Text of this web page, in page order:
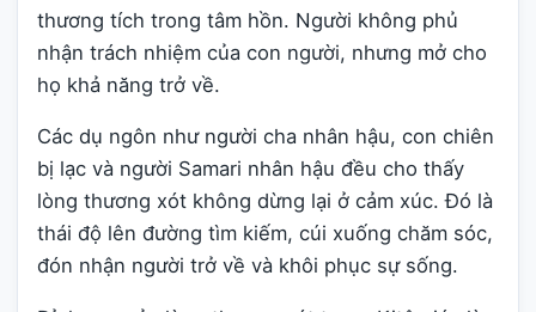
thương tích trong tâm hồn. Người không phủ
nhận trách nhiệm của con người, nhưng mở cho
họ khả năng trở về.
Các dụ ngôn như người cha nhân hậu, con chiên
bị lạc và người Samari nhân hậu đều cho thấy
lòng thương xót không dừng lại ở cảm xúc. Đó là
thái độ lên đường tìm kiếm, cúi xuống chăm sóc,
đón nhận người trở về và khôi phục sự sống.